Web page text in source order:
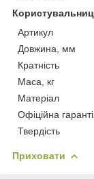
Артикул
Довжина, мм
Кратність
Маса, кг
Матеріал
Офіційна
Твердість
Приховати